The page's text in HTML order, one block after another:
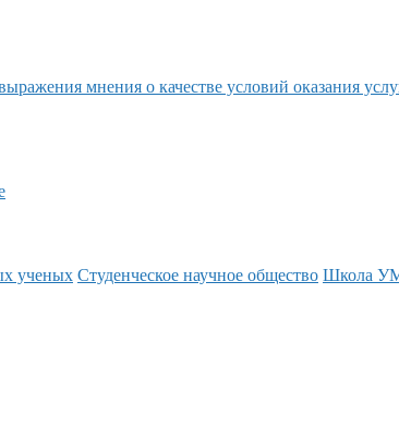
мнения о качестве условий оказания
ученых Студенческое научное общество Школа